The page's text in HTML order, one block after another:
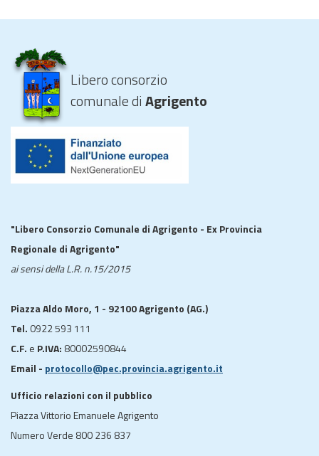
Libero consorzio
comunale diAgrigento
"Libero Consorzio Comunale di Agrigento - Ex Provincia
Regionale di Agrigento"
ai sensi della L.R. n.15/2015
Piazza Aldo Moro, 1 - 92100 Agrigento (AG.)
Tel. 0922 593 111
C.F. e P.IVA: 80002590844
Email - protocollo@pec.provincia.agrigento.it
Ufficio relazioni con il pubblico
Piazza Vittorio Emanuele Agrigento
Numero Verde 800 236 837